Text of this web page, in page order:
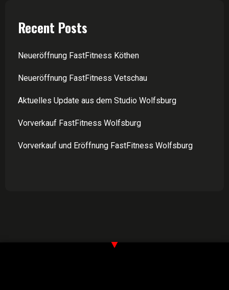
Recent Posts
Neueröffnung FastFitness Köthen
Neueröffnung FastFitness Vetschau
Aktuelles Update aus dem Studio Wolfsburg
Vorverkauf FastFitness Wolfsburg
Vorverkauf und Eröffnung FastFitness Wolfsburg